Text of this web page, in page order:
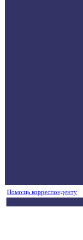
Помощь корреспонденту